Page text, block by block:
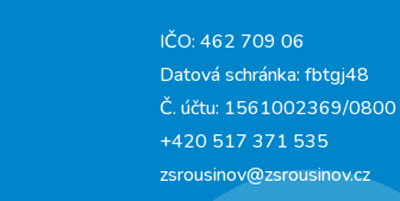
IČO: 462 709 06
Datová schránka: fbtgj48
Č. účtu: 1561002369/0800
+420 517 371 535
zsrousinov@zsrousinov.cz